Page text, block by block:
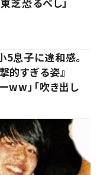
息子に違和感。
的すぎる姿』
ww」「吹き出し